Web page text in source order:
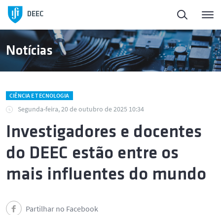
DEEC
Notícias
CIÊNCIA E TECNOLOGIA
Segunda-feira, 20 de outubro de 2025 10:34
Investigadores e docentes
do DEEC estão entre os
mais influentes do mundo
Partilhar no Facebook